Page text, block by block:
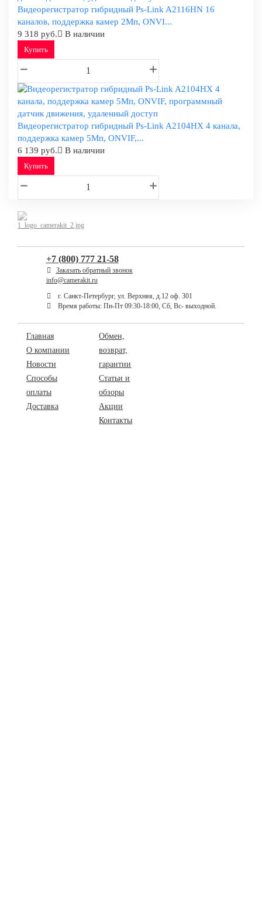
Видеорегистратор гибридный Ps-Link A2116HN 16
каналов, поддержка камер 2Мп, ONVI...
9 318 руб.
В наличии
Купить
Видеорегистратор гибридный Ps-Link A2104HX 4 канала,
поддержка камер 5Мп, ONVIF,...
6 139 руб.
В наличии
Купить
+7 (800) 777 21-58
Заказать обратный звонок
info@camerakit.ru
г. Санкт-Петербург, ул. Верхняя, д.12 оф. 301
Время работы: Пн-Пт 09:30-18:00, Сб, Вс- выходной.
Главная
О компании
Новости
Способы
оплаты
Доставка
Обмен,
возврат,
гарантии
Статьи и
обзоры
Акции
Контакты